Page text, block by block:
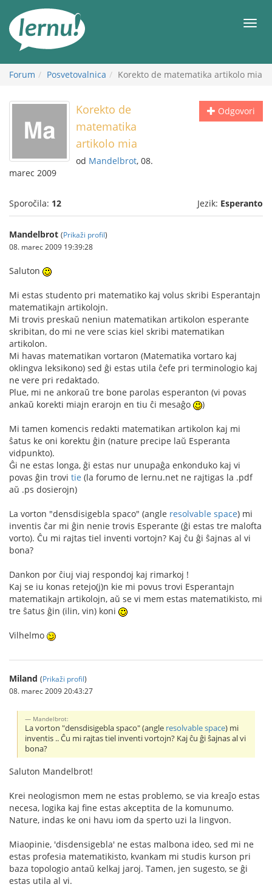
vsebini
Meni
Forum Posvetovalnica Korekto de matematika artikolo mia
Odgovori
Korekto de
matematika
artikolo mia
od Mandelbrot, 08.
marec 2009
Sporočila: 12 Jezik: Esperanto
Mandelbrot (Prikaži profil)
08. marec 2009 19:39:28
Saluton
Mi estas studento pri matematiko kaj volus skribi Esperantajn
matematikajn artikolojn.
Mi trovis preskaŭ neniun matematikan artikolon esperante
skribitan, do mi ne vere scias kiel skribi matematikan
artikolon.
Mi havas matematikan vortaron (Matematika vortaro kaj
oklingva leksikono) sed ĝi estas utila ĉefe pri terminologio kaj
ne vere pri redaktado.
Plue, mi ne ankoraŭ tre bone parolas esperanton (vi povas
ankaŭ korekti miajn erarojn en tiu ĉi mesaĝo
)
Mi tamen komencis redakti matematikan artikolon kaj mi
ŝatus ke oni korektu ĝin (nature precipe laŭ Esperanta
vidpunkto).
Ĝi ne estas longa, ĝi estas nur unupaĝa enkonduko kaj vi
povas ĝin trovi tie (la forumo de lernu.net ne rajtigas la .pdf
aŭ .ps dosierojn)
La vorton "densdisigebla spaco" (angle resolvable space) mi
inventis ĉar mi ĝin nenie trovis Esperante (ĝi estas tre malofta
vorto). Ĉu mi rajtas tiel inventi vortojn? Kaj ĉu ĝi ŝajnas al vi
bona?
Dankon por ĉiuj viaj respondoj kaj rimarkoj !
Kaj se iu konas retejo(j)n kie mi povus trovi Esperantajn
matematikajn artikolojn, aŭ se vi mem estas matematikisto, mi
tre ŝatus ĝin (ilin, vin) koni
Vilhelmo
Miland (Prikaži profil)
08. marec 2009 20:43:27
Mandelbrot:
La vorton "densdisigebla spaco" (angle resolvable space) mi
inventis .. Ĉu mi rajtas tiel inventi vortojn? Kaj ĉu ĝi ŝajnas al vi
bona?
Saluton Mandelbrot!
Krei neologismon mem ne estas problemo, se via kreaĵo estas
necesa, logika kaj fine estas akceptita de la komunumo.
Nature, indas ke oni havu iom da sperto uzi la lingvon.
Miaopinie, 'disdensigebla' ne estas malbona ideo, sed mi ne
estas profesia matematikisto, kvankam mi studis kurson pri
baza topologio antaŭ kelkaj jaroj. Tamen, jen sugesto, se ĝi
estas utila al vi.